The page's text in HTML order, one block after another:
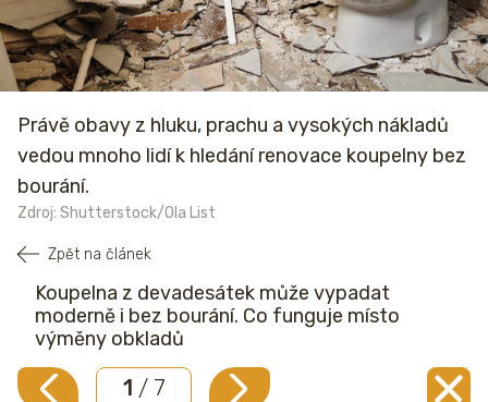
Právě obavy z hluku, prachu a vysokých nákladů
vedou mnoho lidí k hledání renovace koupelny bez
bourání.
Zdroj: Shutterstock/Ola List
Zpět na článek
Koupelna z devadesátek může vypadat
moderně i bez bourání. Co funguje místo
výměny obkladů
1 / 7